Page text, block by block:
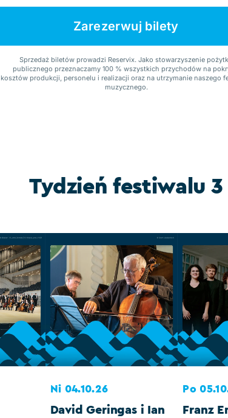
Zarezerwuj bilety
Sprzedaż biletów prowadzi Reservix. Jako stowarzyszenie
publicznego przeznaczamy 100 % wszystkich przychodów na
kosztów produkcji, personelu i realizacji oraz na utrzymanie naszego
muzycznego.
Tydzień festiwalu 3
Ni 04.10.26
David Geringas i Ian
Po
Franz